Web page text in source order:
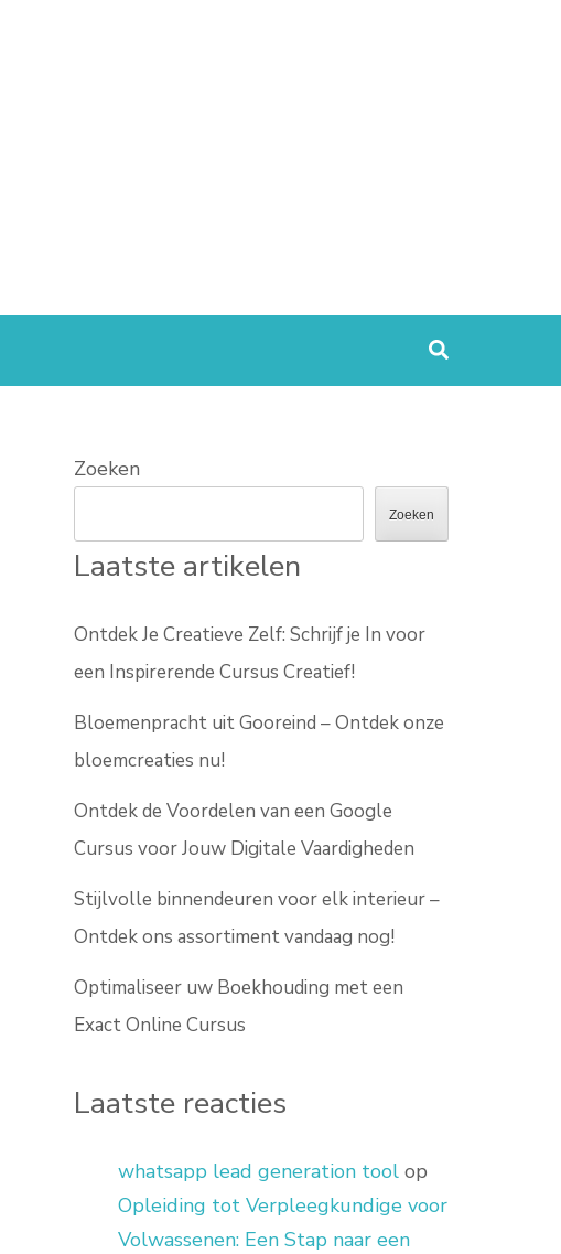
Zoeken
Zoeken
Laatste artikelen
Ontdek Je Creatieve Zelf: Schrijf je In voor
een Inspirerende Cursus Creatief!
Bloemenpracht uit Gooreind – Ontdek onze
bloemcreaties nu!
Ontdek de Voordelen van een Google
Cursus voor Jouw Digitale Vaardigheden
Stijlvolle binnendeuren voor elk interieur –
Ontdek ons assortiment vandaag nog!
Optimaliseer uw Boekhouding met een
Exact Online Cursus
Laatste reacties
whatsapp lead generation tool op
Opleiding tot Verpleegkundige voor
Volwassenen: Een Stap naar een